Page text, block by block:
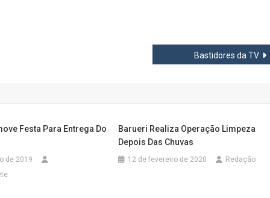
Bastidores da TV
Festa Para Entrega Do
de 2019
Barueri Realiza Operação Limpeza
Depois Das Chuvas
12 de fevereiro de 2020 Redação